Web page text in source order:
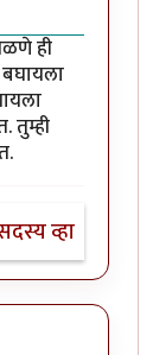
ही
बघायला
तुम्ही
व्हा